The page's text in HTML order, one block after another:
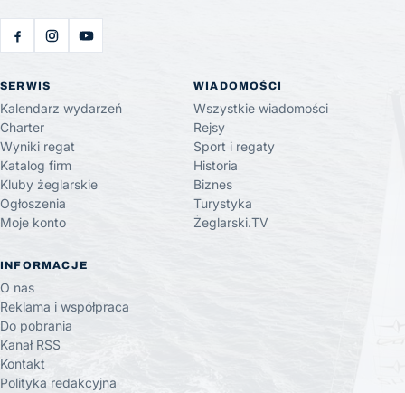
SERWIS
Kalendarz wydarzeń
Charter
Wyniki regat
Katalog firm
Kluby żeglarskie
Ogłoszenia
Moje konto
WIADOMOŚCI
Wszystkie wiadomości
Rejsy
Sport i regaty
Historia
Biznes
Turystyka
Żeglarski.TV
INFORMACJE
O nas
Reklama i współpraca
Do pobrania
Kanał RSS
Kontakt
Polityka redakcyjna